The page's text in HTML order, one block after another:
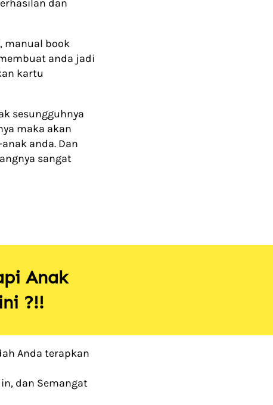
dan
manual book
anda jadi
kartu
sesungguhnya
maka akan
anda. Dan
sangat
Anak
?!!
Anda terapkan
dan Semangat